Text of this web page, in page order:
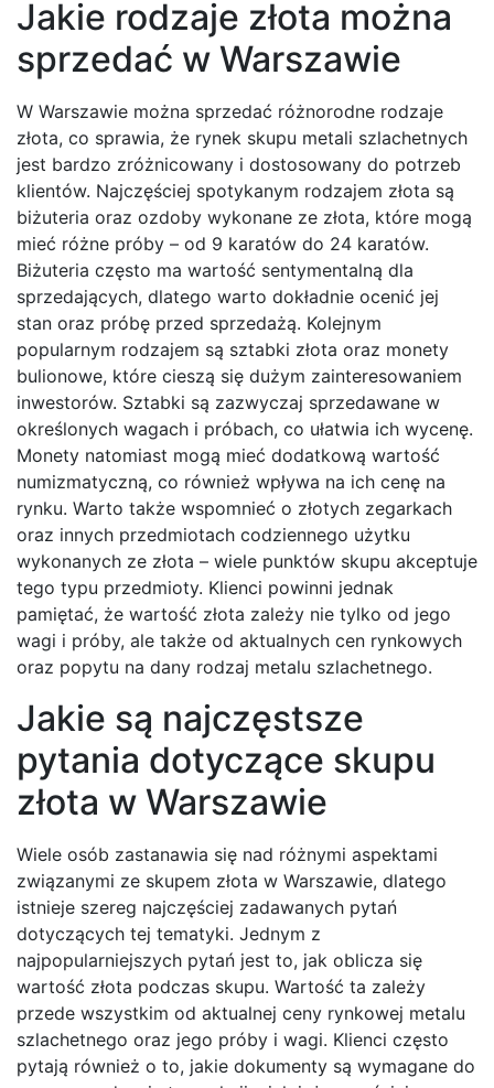
Jakie rodzaje złota można
sprzedać w Warszawie
W Warszawie można sprzedać różnorodne rodzaje
złota, co sprawia, że rynek skupu metali szlachetnych
jest bardzo zróżnicowany i dostosowany do potrzeb
klientów. Najczęściej spotykanym rodzajem złota są
biżuteria oraz ozdoby wykonane ze złota, które mogą
mieć różne próby – od 9 karatów do 24 karatów.
Biżuteria często ma wartość sentymentalną dla
sprzedających, dlatego warto dokładnie ocenić jej
stan oraz próbę przed sprzedażą. Kolejnym
popularnym rodzajem są sztabki złota oraz monety
bulionowe, które cieszą się dużym zainteresowaniem
inwestorów. Sztabki są zazwyczaj sprzedawane w
określonych wagach i próbach, co ułatwia ich wycenę.
Monety natomiast mogą mieć dodatkową wartość
numizmatyczną, co również wpływa na ich cenę na
rynku. Warto także wspomnieć o złotych zegarkach
oraz innych przedmiotach codziennego użytku
wykonanych ze złota – wiele punktów skupu akceptuje
tego typu przedmioty. Klienci powinni jednak
pamiętać, że wartość złota zależy nie tylko od jego
wagi i próby, ale także od aktualnych cen rynkowych
oraz popytu na dany rodzaj metalu szlachetnego.
Jakie są najczęstsze
pytania dotyczące skupu
złota w Warszawie
Wiele osób zastanawia się nad różnymi aspektami
związanymi ze skupem złota w Warszawie, dlatego
istnieje szereg najczęściej zadawanych pytań
dotyczących tej tematyki. Jednym z
najpopularniejszych pytań jest to, jak oblicza się
wartość złota podczas skupu. Wartość ta zależy
przede wszystkim od aktualnej ceny rynkowej metalu
szlachetnego oraz jego próby i wagi. Klienci często
pytają również o to, jakie dokumenty są wymagane do